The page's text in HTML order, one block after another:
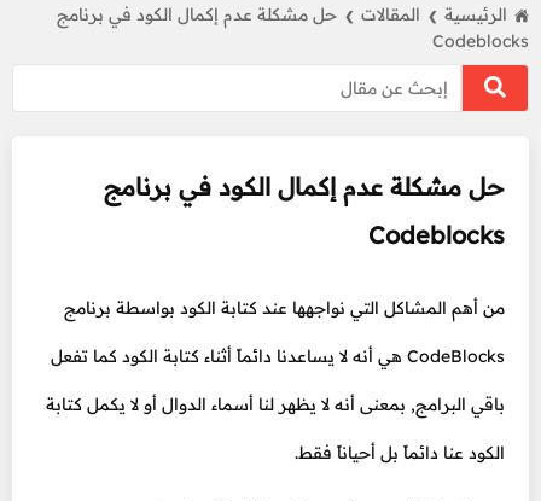
الرئيسية ❯ المقالات ❯ حل مشكلة عدم إكمال الكود في برنامج
Codeblocks
حل مشكلة عدم إكمال الكود في برنامج
Codeblocks
من أهم المشاكل التي نواجهها عند كتابة الكود بواسطة برنامج
CodeBlocks هي أنه لا يساعدنا دائماً أثناء كتابة الكود كما تفعل
باقي البرامج, بمعنى أنه لا يظهر لنا أسماء الدوال أو لا يكمل كتابة
الكود عنا دائماً بل أحياناً فقط.